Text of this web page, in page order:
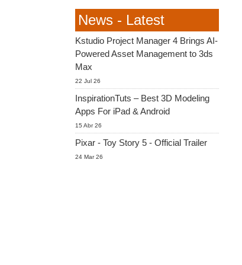
News - Latest
Kstudio Project Manager 4 Brings AI-
Powered Asset Management to 3ds
Max
22 Jul 26
InspirationTuts – Best 3D Modeling
Apps For iPad & Android
15 Abr 26
Pixar - Toy Story 5 - Official Trailer
24 Mar 26